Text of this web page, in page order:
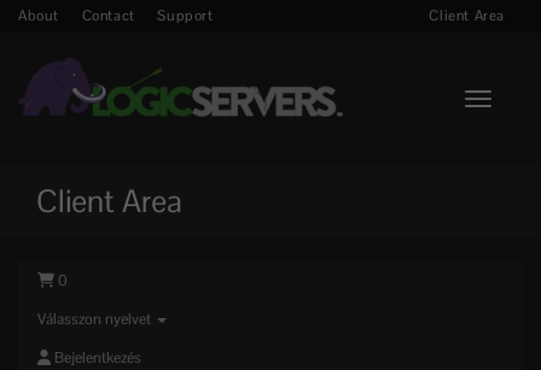
About Contact Support Client Area
Toggle
Client Area
0
Válasszon nyelvet
Bejelentkezés